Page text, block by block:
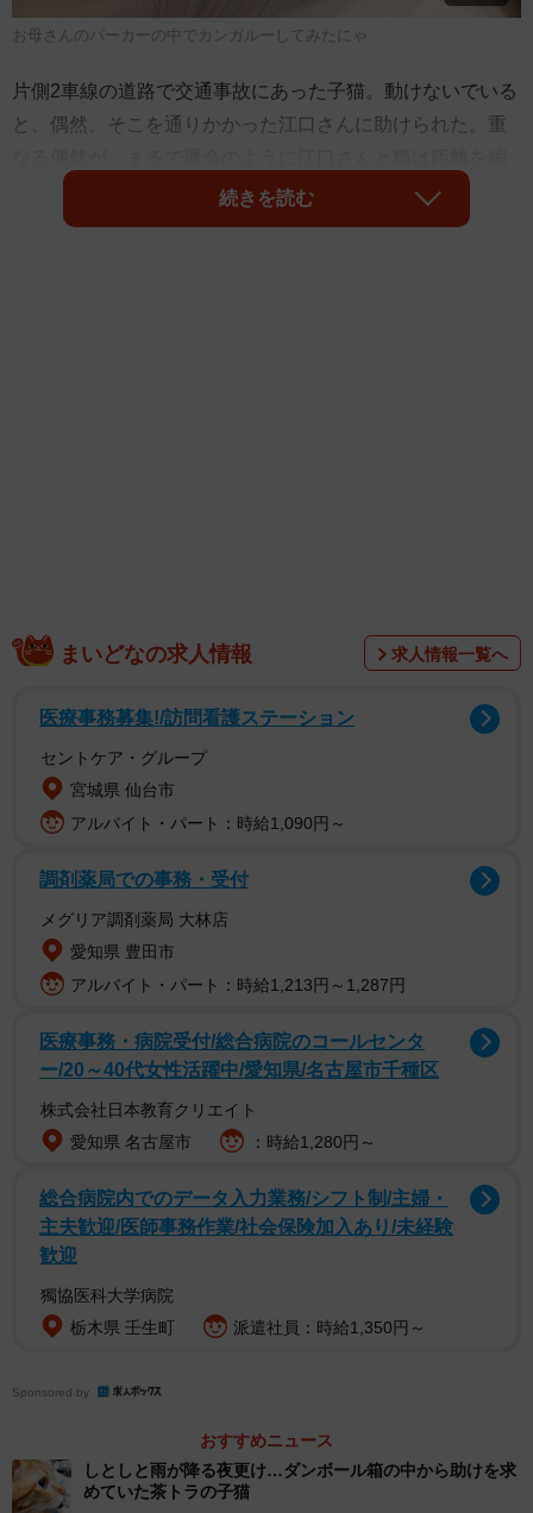
お母さんのパーカーの中でカンガルーしてみたにゃ
片側2車線の道路で交通事故にあった子猫。動けないでいる
と、偶然、そこを通りかかった江口さんに助けられた。重
もっとマッサージしてくれにゃ
福岡県に住む江口さんは、いつもは会社に行く時、ギリギ
リの時間に家を出るタイプだが、その日は、なぜか早めに
会社に向かって片側2車線の道路を走っていると、右車線の
は小さな猫だった。普段は交通量の多い道路だが、その時
は車が来ていなかったので、ハザードを出して車を停める
ことができた。近づくと、子猫はシャーっと言って威嚇し
た。しかし、後ろ足をケガしていて動けなかったので、逃
続きを読む
まいどなの求人情報 求人情報一覧へ
医療事務募集!/訪問看護ステーション
セントケア・グループ
宮城県 仙台市
アルバイト・パート：時給1,090円～
調剤薬局での事務・受付
メグリア調剤薬局 大林店
愛知県 豊田市
アルバイト・パート：時給1,213円～1,287円
医療事務・病院受付/総合病院のコールセンタ
ー/20～40代女性活躍中/愛知県/名古屋市千種区
株式会社日本教育クリエイト
愛知県 名古屋市
：時給1,280円～
総合病院内でのデータ入力業務/シフト制/主婦・
主夫歓迎/医師事務作業/社会保険加入あり/未経験
歓迎
獨協医科大学病院
栃木県 壬生町
派遣社員：時給1,350円～
Sponsored by
おすすめニュース
しとしと雨が降る夜更け…ダンボール箱の中から助けを求
めていた茶トラの子猫